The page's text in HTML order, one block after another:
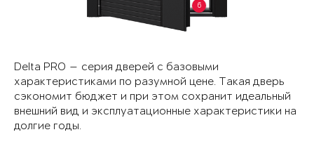
6
Delta PRO — серия дверей с базовыми
характеристиками по разумной цене. Такая дверь
сэкономит бюджет и при этом сохранит идеальный
внешний вид и эксплуатационные характеристики на
долгие годы.